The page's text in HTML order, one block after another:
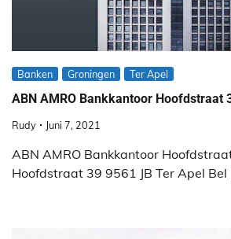
Banken Groningen Ter Apel
ABN AMRO Bankkantoor Hoofdstraat
Rudy Juni 7, 2021
ABN AMRO Bankkantoor
Hoofdstraat 39 9561 JB Ter Apel Bel